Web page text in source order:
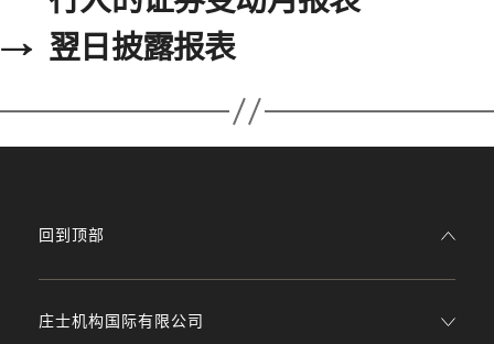
→ 翌日披露报表
庄士机构国际有限公司
回到顶部